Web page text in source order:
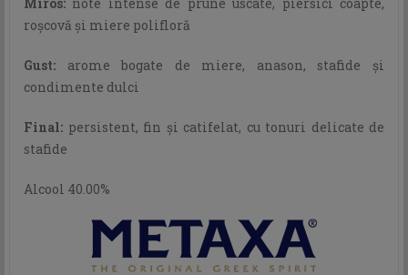
roşcovă şi miere polifloră
Gust: arome bogate de miere, anason, stafide şi
condimente dulci
Final: persistent, fin şi catifelat, cu tonuri delicate de
stafide
Alcool 40.00%